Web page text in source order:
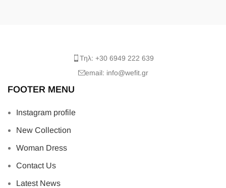
Τηλ: +30 6949 222 639
email: info@wefit.gr
FOOTER MENU
Instagram profile
New Collection
Woman Dress
Contact Us
Latest News